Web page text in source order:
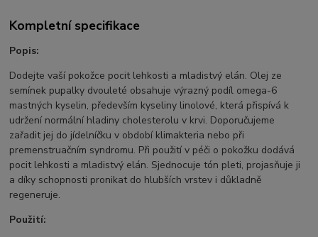
Kompletní specifikace
Popis:
Dodejte vaší pokožce pocit lehkosti a mladistvý elán. Olej ze
semínek pupalky dvouleté obsahuje výrazný podíl omega-6
mastných kyselin, především kyseliny linolové, která přispívá k
udržení normální hladiny cholesterolu v krvi. Doporučujeme
zařadit jej do jídelníčku v období klimakteria nebo při
premenstruačním syndromu. Při použití v péči o pokožku dodává
pocit lehkosti a mladistvý elán. Sjednocuje tón pleti, projasňuje ji
a díky schopnosti pronikat do hlubších vrstev i důkladně
regeneruje.
Použití: